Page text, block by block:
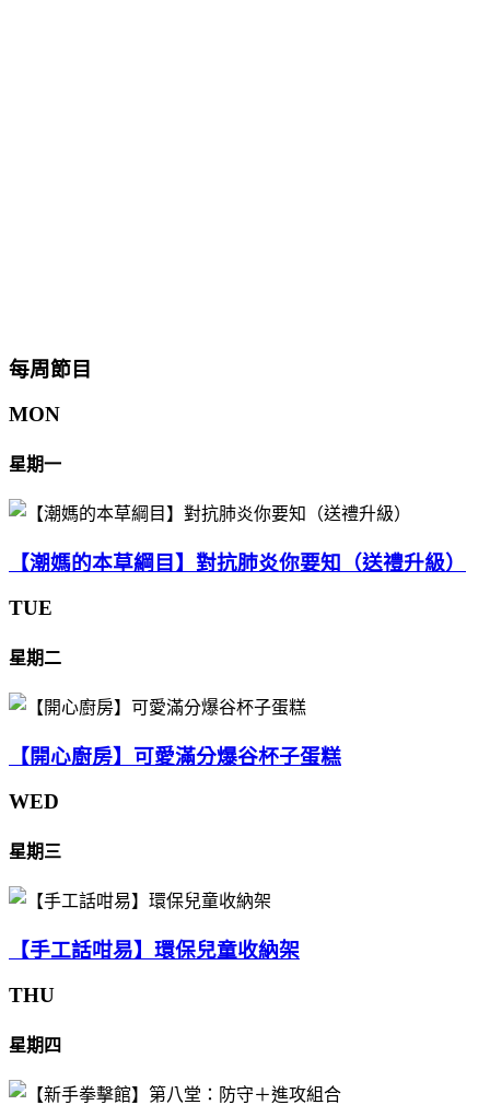
每周節目
MON
星期一
【潮媽的本草綱目】對抗肺炎你要知（送禮升級）
TUE
星期二
【開心廚房】可愛滿分爆谷杯子蛋糕
WED
星期三
【手工話咁易】環保兒童收納架
THU
星期四